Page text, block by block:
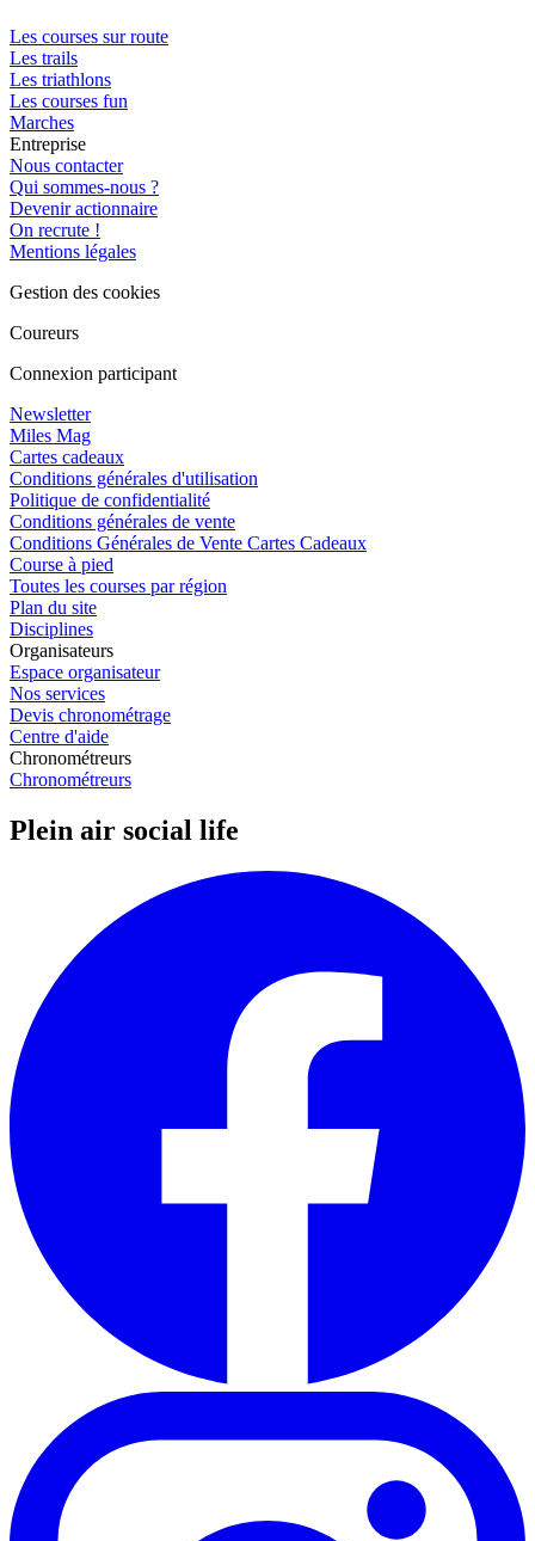
Les courses sur route
Les trails
Les triathlons
Les courses fun
Marches
Entreprise
Nous contacter
Qui sommes-nous ?
Devenir actionnaire
On recrute !
Mentions légales
Gestion des cookies
Coureurs
Connexion participant
Newsletter
Miles Mag
Cartes cadeaux
Conditions générales d'utilisation
Politique de confidentialité
Conditions générales de vente
Conditions Générales de Vente Cartes Cadeaux
Course à pied
Toutes les courses par région
Plan du site
Disciplines
Organisateurs
Espace organisateur
Nos services
Devis chronométrage
Centre d'aide
Chronométreurs
Chronométreurs
Plein air social life